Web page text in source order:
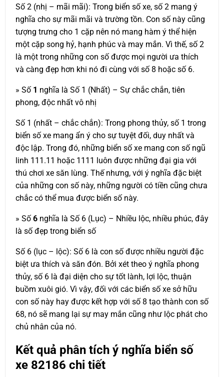
Số 2 (nhị – mãi mãi): Trong biển số xe, số 2 mang ý
nghĩa cho sự mãi mãi và trường tồn. Con số này cũng
tượng trưng cho 1 cặp nên nó mang hàm ý thể hiện
một cặp song hỷ, hạnh phúc và may mắn. Vì thế, số 2
là một trong những con số được mọi người ưa thích
và càng đẹp hơn khi nó đi cùng với số 8 hoặc số 6.
» Số 1 nghĩa là Số 1 (Nhất) – Sự chắc chắn, tiên
phong, độc nhất vô nhị
Số 1 (nhất – chắc chắn): Trong phong thủy, số 1 trong
biển số xe mang ẩn ý cho sự tuyệt đối, duy nhất và
độc lập. Trong đó, những biển số xe mang con số ngũ
linh 111.11 hoặc 1111 luôn được những đại gia với
thú chơi xe săn lùng. Thế nhưng, với ý nghĩa đặc biệt
của những con số này, những người có tiền cũng chưa
chắc có thể mua được biển số này.
» Số6 nghĩa là Số 6 (Lục) – Nhiều lộc, nhiều phúc, đây
là số đẹp trong biển số
Số 6 (lục – lộc): Số 6 là con số được nhiều người đặc
biệt ưa thích và săn đón. Bởi xét theo ý nghĩa phong
thủy, số 6 là đại diện cho sự tốt lành, lợi lộc, thuận
buồm xuôi gió. Vì vậy, đối với các biển số xe sở hữu
con số này hay được kết hợp với số 8 tạo thành con số
68, nó sẽ mang lại sự may mắn cũng như lộc phát cho
chủ nhân của nó.
Kết quả phân tích ý nghĩa biển số
xe 82186 chi tiết